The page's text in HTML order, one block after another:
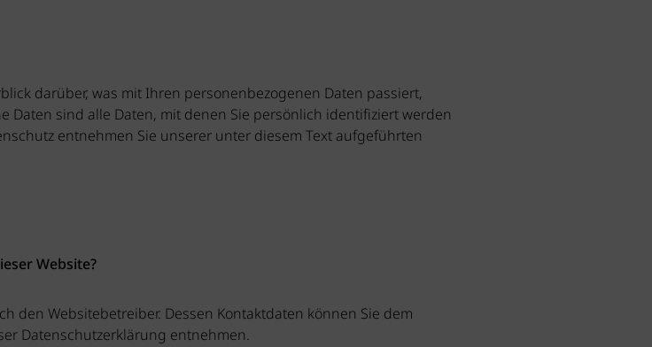
darüber, was mit Ihren personenbezogenen Daten passiert,
Daten sind alle Daten, mit denen Sie persönlich identifiziert werden
entnehmen Sie unserer unter diesem Text aufgeführten
Website?
den Websitebetreiber. Dessen Kontaktdaten können Sie dem
Datenschutzerklärung entnehmen.